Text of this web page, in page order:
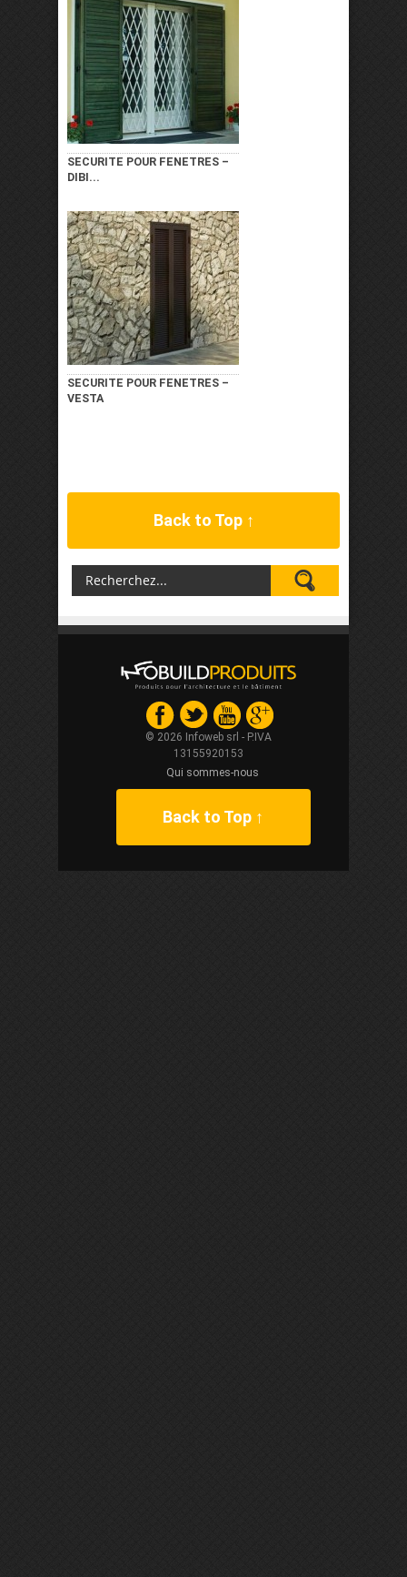
SECURITE POUR FENETRES –
DIBI...
SECURITE POUR FENETRES –
VESTA
Back to Top ↑
© 2026 Infoweb srl - P.IVA
13155920153
Qui sommes-nous
Back to Top ↑